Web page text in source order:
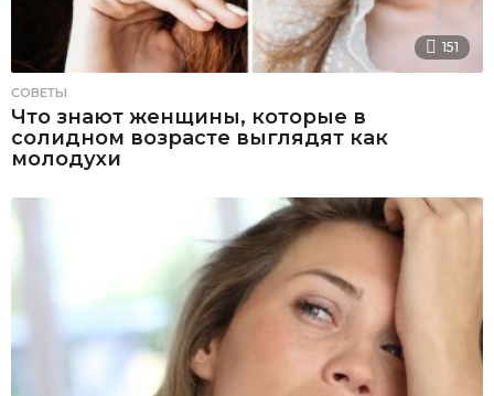
151
СОВЕТЫ
Что знают женщины, которые в
солидном возрасте выглядят как
молодухи